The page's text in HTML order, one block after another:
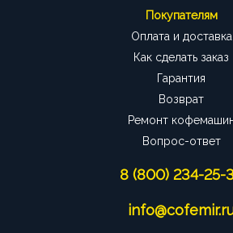
Покупателям
Оплата и доставка
Как сделать заказ
Гарантия
Возврат
Ремонт
Вопрос-ответ
8 (800) 234-25-